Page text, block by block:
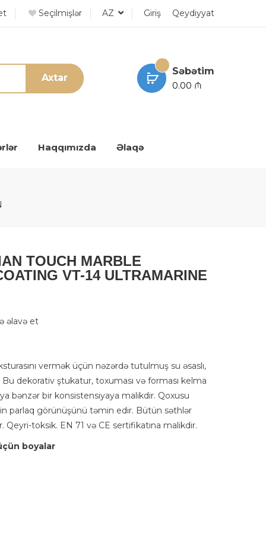
Seçilmişlər AZ Giriş Qeydiyyat
Axtar
Səbətim
0.00 ₼
Haqqımızda Əlaqə
TOUCH MARBLE
VT-14 ULTRAMARINE
əlavə et
vermək üçün nəzərdə tutulmuş su əsaslı,
dekorativ ştukatur, toxuması və forması kelma
bənzər bir konsistensiyaya malikdir. Qoxusu
parlaq görünüşünü təmin edir. Bütün səthlər
toksik. EN 71 və CE sertifikatına malikdir.
boyalar